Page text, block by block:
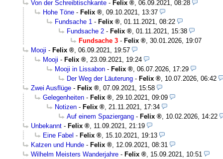
Von der Schreibtischkante - Felix
06.09.2021, 08:28
Hohe Töne - Felix
09.10.2021, 13:37
Fundsache 1 - Felix
01.11.2021, 08:22
Fundsache 2 - Felix
01.11.2021, 15:38
Fundsache 3 - Felix
30.01.2026, 19:07
Mooji - Felix
06.09.2021, 19:57
Mooji - Felix
23.09.2021, 19:24
Mooji in Lissabon - Felix
06.07.2026, 17:29
Der Weg der Läuterung - Felix
10.07.2026, 06:42
Zwei Ausflüge - Felix
07.09.2021, 15:58
Gelegenheiten - Felix
29.10.2021, 09:09
Notizen - Felix
21.11.2021, 17:34
Auf einem Spaziergang - Felix
10.02.2026, 14:22
Unbekannt - Felix
11.09.2021, 21:19
Eine Fabel - Felix
15.10.2021, 19:13
Katzen und Hunde - Felix
12.09.2021, 08:31
Wilhelm Meisters Wanderjahre - Felix
15.09.2021, 10:51